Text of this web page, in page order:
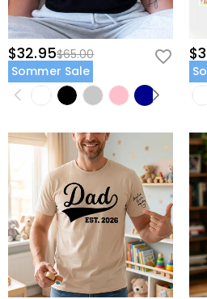
$32.95$65.00
Sommer Sale